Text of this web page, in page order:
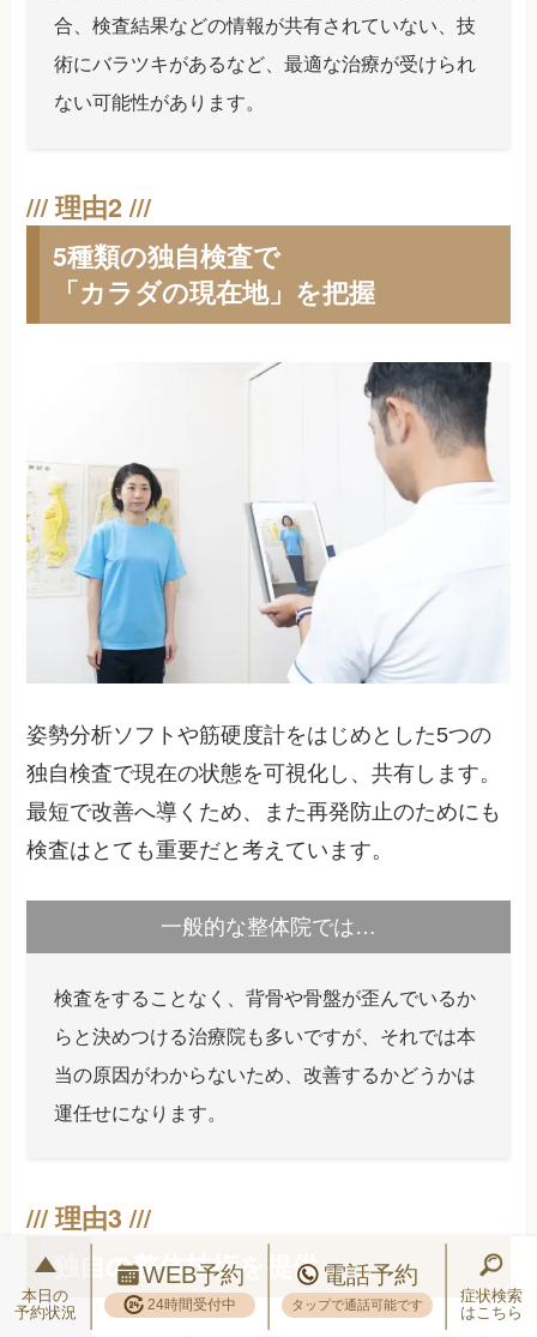
合、検査結果などの情報が共有されていない、技
術にバラツキがあるなど、最適な治療が受けられ
ない可能性があります。
5種類の独自検査で
「カラダの現在地」を把握
姿勢分析ソフトや筋硬度計をはじめとした5つの
独自検査で現在の状態を可視化し、共有します。
最短で改善へ導くため、また再発防止のためにも
検査はとても重要だと考えています。
一般的な整体院では…
検査をすることなく、背骨や骨盤が歪んでいるか
らと決めつける治療院も多いですが、それでは本
当の原因がわからないため、改善するかどうかは
運任せになります。
独自の整体技術を提供
本日の
予約状況
WEB予約
24時間受付中
電話予約
タップで通話可能です
症状検索
はこちら